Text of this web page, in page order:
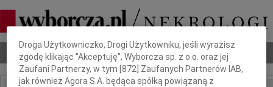
Nekrologi Odeszli Poradnik pogrzebowy
Dbamy o Twoją prywatność
Droga Użytkowniczko, Drogi Użytkowniku, jeśli wyrazisz
zgodę klikając "Akceptuję", Wyborcza sp. z o.o. oraz jej
Zaufani Partnerzy, w tym [872 ] Zaufanych Partnerów IAB,
jak również Agora S.A. będąca spółką powiązaną z